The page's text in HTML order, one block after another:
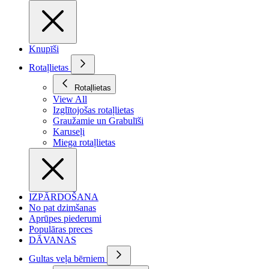
Knupīši
Rotaļlietas
Rotaļlietas
View All
Izglītojošas rotaļlietas
Graužamie un Grabulīši
Karuseļi
Miega rotaļlietas
IZPĀRDOŠANA
No pat dzimšanas
Aprūpes piederumi
Populāras preces
DĀVANAS
Gultas veļa bērniem